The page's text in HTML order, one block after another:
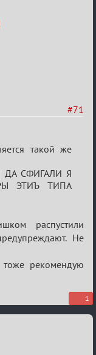
#71
такой же
ДА СФИГАЛИ Я
ЭТИЪ ТИПА
распустили
Не
рекомендую
1